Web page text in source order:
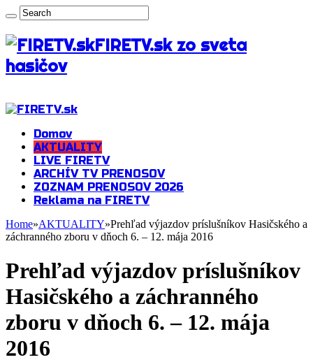
FIRETV.sk zo sveta
hasičov
Domov
AKTUALITY
LIVE FIRETV
ARCHÍV TV PRENOSOV
ZOZNAM PRENOSOV 2026
Reklama na FIRETV
Home»AKTUALITY»Prehľad výjazdov príslušníkov Hasičského a
záchranného zboru v dňoch 6. – 12. mája 2016
Prehľad výjazdov príslušníkov
Hasičského a záchranného
zboru v dňoch 6. – 12. mája
2016